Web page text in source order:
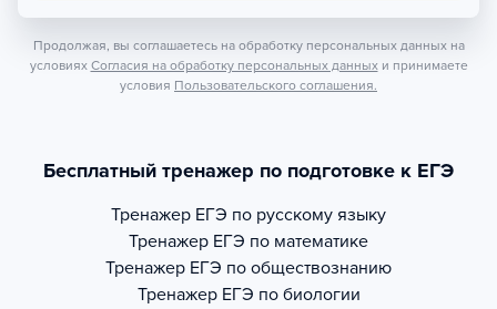
Продолжая, вы соглашаетесь на обработку персональных данных на
условиях Согласия на обработку персональных данных и принимаете
условия Пользовательского соглашения.
Бесплатный тренажер по подготовке к ЕГЭ
Тренажер ЕГЭ по русскому языку
Тренажер ЕГЭ по математике
Тренажер ЕГЭ по обществознанию
Тренажер ЕГЭ по биологии